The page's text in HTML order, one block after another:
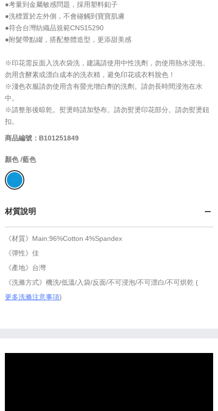
●考量到金屬敏感問題，採用塑料釦子
●洗標置於左外側，不會碰觸到寶寶肌膚
●符合台灣紡織品規範CNS15290
●附髮帶點綴，搭配整體造型，更添甜美感
※印花需反面入洗衣袋洗，建議請使用中性洗劑，勿使用熱水浸泡、
勿用含酵素或漂白成本的洗衣精，避免印花或衣料脫色！
※淺色衣服請勿使用含有螢光增白劑的洗劑。請勿長時間浸泡在水
中。
※請整形後晾乾。熨燙時請加墊布。請勿熨燙印花部分。請勿熨燙鈕
扣。
商品編號：B101251849
顏色 /藍色
材質說明
《材質》Main:96%Cotton 4%Spandex
《彈性》佳
《產地》台灣
《洗滌方式》機洗/低溫/入袋/反面/不可浸泡/不可漂白/不可烘乾 (
更多洗滌注意事項)